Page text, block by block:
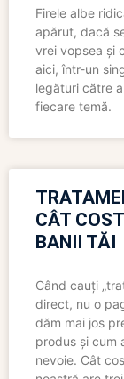
Firele albe
apărut, dacă
vrei vopsea și
aici, într-un
legături către
fiecare temă.
CÂT
BANII TĂI
Când cauți
direct, nu o
dăm mai jos
produs și cum
nevoie. Cât